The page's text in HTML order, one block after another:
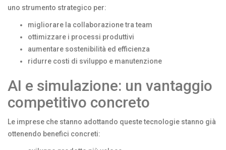
uno strumento strategico per:
migliorare la collaborazione tra team
ottimizzare i processi produttivi
aumentare sostenibilità ed efficienza
ridurre costi di sviluppo e manutenzione
AI e simulazione: un vantaggio
competitivo concreto
Le imprese che stanno adottando queste tecnologie stanno già
ottenendo benefici concreti: